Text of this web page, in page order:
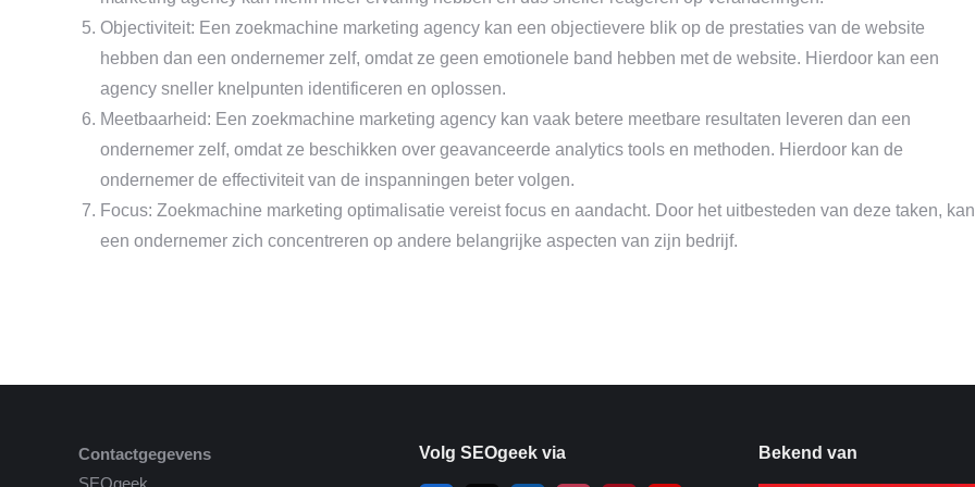
Objectiviteit: Een zoekmachine marketing agency kan een objectievere blik op de prestaties van de website
hebben dan een ondernemer zelf, omdat ze geen emotionele band hebben met de website. Hierdoor kan een
agency sneller knelpunten identificeren en oplossen.
Meetbaarheid: Een zoekmachine marketing agency kan vaak betere meetbare resultaten leveren dan een
ondernemer zelf, omdat ze beschikken over geavanceerde analytics tools en methoden. Hierdoor kan de
ondernemer de effectiviteit van de inspanningen beter volgen.
Focus: Zoekmachine marketing optimalisatie vereist focus en aandacht. Door het uitbesteden van deze taken, kan
een ondernemer zich concentreren op andere belangrijke aspecten van zijn bedrijf.
Contactgegevens
SEOgeek
Volg SEOgeek via Bekend van